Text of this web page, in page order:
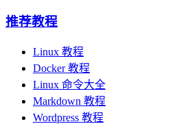
推荐教程
Linux 教程
Docker 教程
Linux 命令大全
Markdown 教程
Wordpress 教程